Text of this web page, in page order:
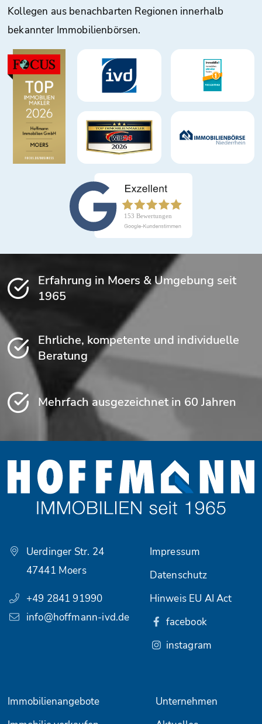
Kollegen aus benachbarten Regionen innerhalb
bekannter Immobilienbörsen.
Erfahrung in Moers & Umgebung seit
1965
Ehrliche, kompetente und individuelle
Beratung
Mehrfach ausgezeichnet in 60 Jahren
Uerdinger Str. 24
47441 Moers
+49 2841 91990
info@hoffmann-ivd.de
Immobilienangebote
Unternehmen
Impressum
Datenschutz
Hinweis EU AI Act
facebook
instagram